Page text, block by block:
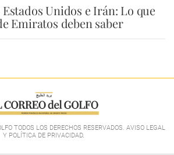
Unidos e Irán: Lo que
Emiratos deben saber
TODOS LOS DERECHOS RESERVADOS. AVISO LEGAL
Y POLÍTICA DE PRIVACIDAD.